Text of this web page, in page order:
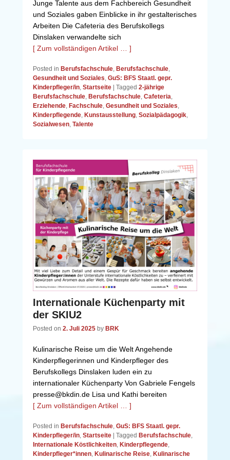
Junge Talente aus dem Fachbereich Gesundheit
und Soziales gaben Einblicke in ihr gestalterisches
Arbeiten Die Cafeteria des Berufskollegs
Dinslaken verwandelte sich
[ Zum vollständigen Artikel … ]
Posted in Berufsfachschule, Berufsfachschule,
Gesundheit und Soziales, GuS: BFS Staatl. gepr.
Kinderpfleger/in, Startseite Tagged 2-jährige
Berufsfachschule, Berufsfachschule, Cafeteria,
Erziehende, Fachschule, Gesundheit und Soziales,
Kinderpflegende, Kunstausstellung, Sozialpädagogik,
Sozialwesen, Talente
Internationale Küchenparty mit
der SKIU2
Posted on 2. Juli 2025 by BRK
Kulinarische Reise um die Welt Angehende
Kinderpflegerinnen und Kinderpfleger des
Berufskollegs Dinslaken luden ein zu
internationaler Küchenparty Von Gabriele Fengels
presse@bkdin.de Lisa und Kathi bereiten
[ Zum vollständigen Artikel … ]
Posted in Berufsfachschule, GuS: BFS Staatl. gepr.
Kinderpfleger/in, Startseite Tagged Berufsfachschule,
Internationale Köstlichkeiten, Kinderpflegende,
Kinderpfleger*innen, Kulinarische Reise, Kulinarische